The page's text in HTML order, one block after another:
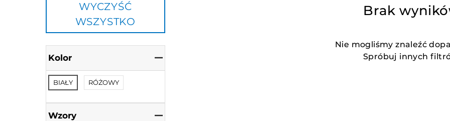
WYCZYŚĆ
WSZYSTKO
Kolor
BIAŁY RÓŻOWY
Wzory
Brak
Nie mogliśmy znaleźć
Spróbuj innych